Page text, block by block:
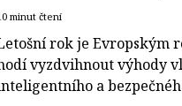
minut čtení
rok je Evropským
vyzdvihnout výhody
a